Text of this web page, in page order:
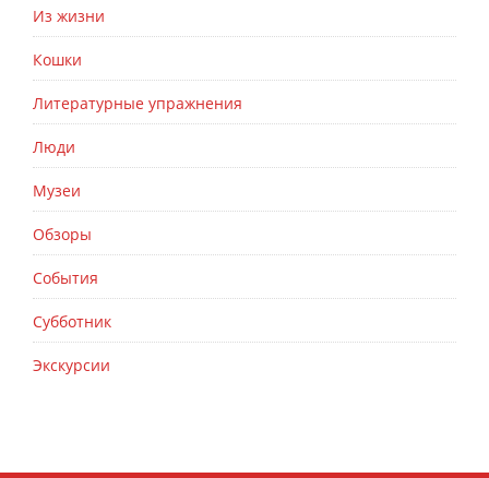
Из жизни
Кошки
Литературные упражнения
Люди
Музеи
Обзоры
События
Субботник
Экскурсии